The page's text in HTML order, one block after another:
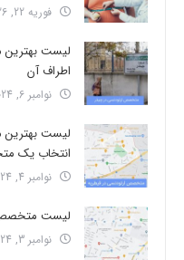
فوریه 22, 2026
لیست
اطراف آن
نوامبر 6, 2024
لیست
انتخاب یک
نوامبر 4, 2024
لیست متخصص
نوامبر 3, 2024